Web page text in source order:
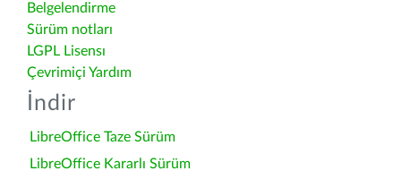
Belgelendirme
Sürüm notları
LGPL Lisensı
Çevrimiçi Yardım
İndir
LibreOffice Taze Sürüm
LibreOffice Kararlı Sürüm